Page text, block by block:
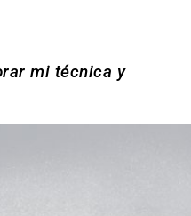
mi técnica y